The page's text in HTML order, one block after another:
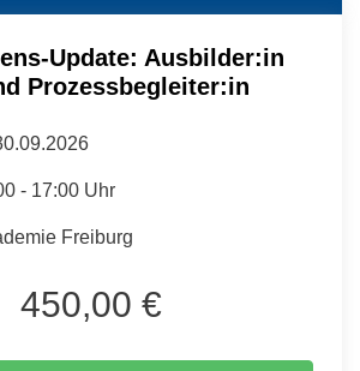
Update: Ausbilder:in
Prozessbegleiter:in
- 17:00 Uhr
Freiburg
450,00 €